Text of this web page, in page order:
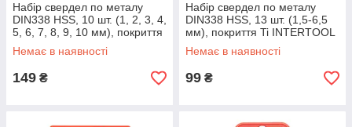
Набір свердел по металу
DIN338 HSS, 10 шт. (1, 2, 3, 4,
5, 6, 7, 8, 9, 10 мм), покриття
Ti INTERTOOL SD-0027
Немає в наявності
149 ₴
Набір свердел по металу
DIN338 HSS, 13 шт. (1,5-6,5
мм), покриття Ti INTERTOOL
SD-0013
Немає в наявності
99 ₴